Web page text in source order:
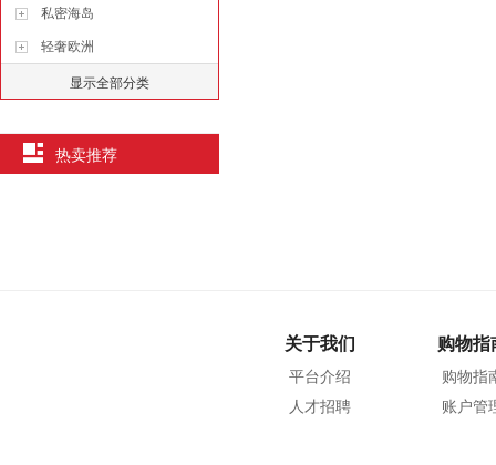
私密海岛
轻奢欧洲
显示全部分类
热卖推荐
关于我们
平台介绍
人才招聘
购物指
购物指
账户管